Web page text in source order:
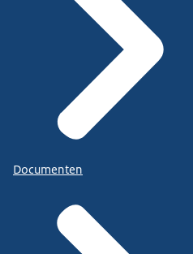
Documenten